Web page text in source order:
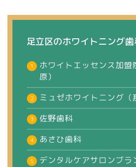
足立区のホワイトニング
ホワイトエッセンス加盟
原）
ミュゼホワイトニング（
佐野歯科
あさひ歯科
デンタルケアサロンブラ